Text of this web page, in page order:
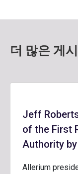
더 많은 게
Jeff
of the First
Authority
Allerium